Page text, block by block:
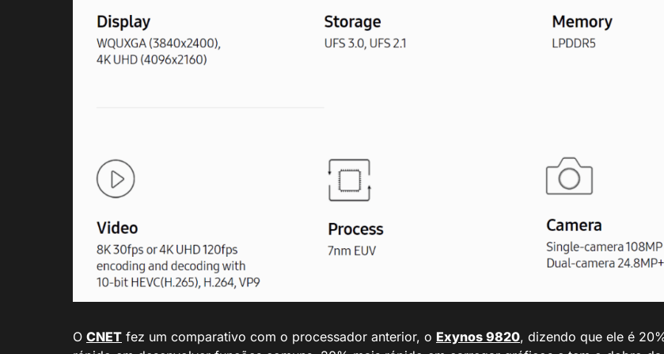
O CNET fez um comparativo com o processador anterior, o Exynos 9820, dizendo que ele é